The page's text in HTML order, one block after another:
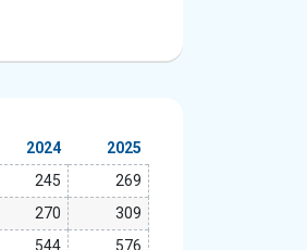
2024
2025
245
269
270
309
544 576